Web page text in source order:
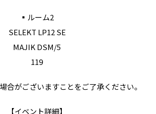
▪️ルーム2
SELEKT LP12 SE
MAJIK DSM/5
119
合がございますことをご了承ください。
【イベント詳細】